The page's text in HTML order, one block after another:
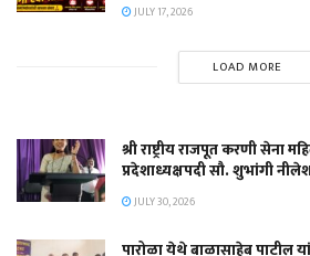
JULY 17, 2026
LOAD MORE
श्री राष्ट्रीय राजपूत करणी सेना
प्रदेशाध्यक्षपदी सौ. शुभांगी
JULY 30, 2026
पारोळा येथे बाळासाहेब पाटील